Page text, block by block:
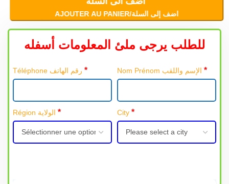
AJOUTER AU PANIER/اضف إلى السلة
للطلب يرجى ملئ المعلومات أسفله
Téléphone رقم الهاتف* *
Région الولاية* City *